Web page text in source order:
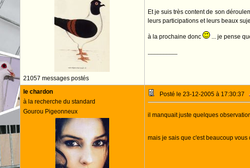
21057 messages postés
Et je suis très content de son
leurs participations et leurs beaux
à la prochaine donc ... je pense
--------------------
le chardon
à la recherche du standard
Gourou Pigeonneux
Posté le 23-12-2005 à 17:30:37
il manquait juste quelques
mais je sais que c'est beaucoup